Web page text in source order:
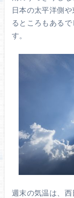
日本の太平洋側
るところもある
す。
週末の気温は、